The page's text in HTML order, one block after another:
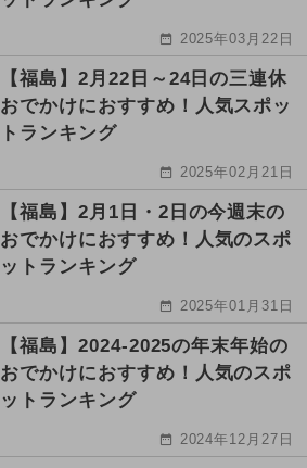
2025年03月22日
【福島】2月22日～24日の三連休
おでかけにおすすめ！人気スポッ
トランキング
2025年02月21日
【福島】2月1日・2日の今週末の
おでかけにおすすめ！人気のスポ
ットランキング
2025年01月31日
【福島】2024-2025の年末年始の
おでかけにおすすめ！人気のスポ
ットランキング
2024年12月27日